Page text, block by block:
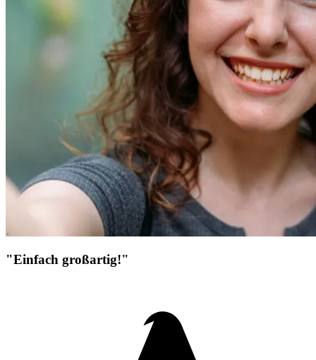
"Einfach großartig!"